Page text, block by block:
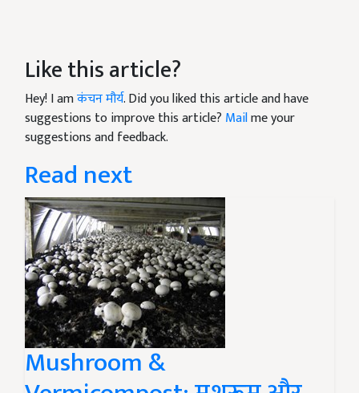
Like this article?
Hey! I amकंचन मौर्य. Did you liked this article and have
suggestions to improve this article? Mailme your
suggestions and feedback.
Read next
Mushroom &